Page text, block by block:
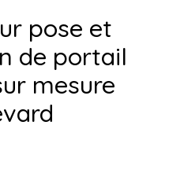
pose et
de portail
mesure